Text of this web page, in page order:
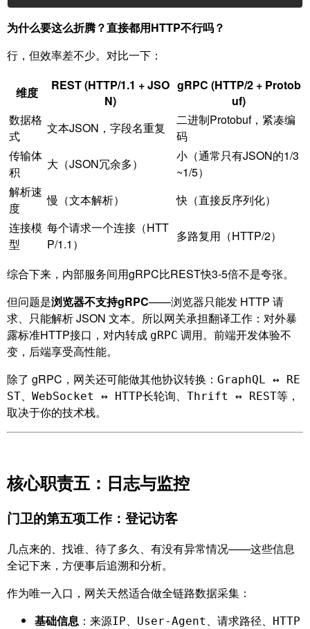
为什么要这么折腾？直接都用HTTP不行吗？
行，但效率差不少。对比一下：
维度
REST (HTTP/1.1 + JSO
N)
gRPC (HTTP/2 + Protob
uf)
数据格
式
文本JSON，字段名重复
二进制Protobuf，紧凑编
码
传输体
积
大（JSON冗余多）
小（通常只有JSON的1/3
~1/5）
解析速
度
慢（文本解析）
快（直接反序列化）
连接模
型
每个请求一个连接（HTT
P/1.1）
多路复用（HTTP/2）
综合下来，内部服务间用gRPC比REST快3-5倍不是夸张。
但问题是浏览器不支持gRPC——浏览器只能发 HTTP 请
求、只能解析 JSON 文本。所以网关承担翻译工作：对外暴
露标准HTTP接口，对内转成 gRPC 调用。前端开发体验不
变，后端享受高性能。
除了 gRPC，网关还可能做其他协议转换： GraphQL ↔ RE
ST、 WebSocket ↔ HTTP长轮询、 Thrift ↔ REST等，
取决于你的技术栈。
核心职责五：日志与监控
门卫的第五项工作：登记访客
几点来的、找谁、待了多久、有没有异常情况——这些信息
全记下来，方便事后追溯和分析。
作为唯一入口，网关天然适合做全链路数据采集：
基础信息 ： 来源IP、 User-Agent 、 请求路径、
HTTP